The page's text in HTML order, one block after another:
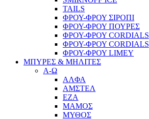
TAILS
ΦΡΟΥ-ΦΡΟΥ ΣΙΡΟΠΙ
ΦΡΟΥ-ΦΡΟΥ ΠΟΥΡΕΣ
ΦΡΟΥ-ΦΡΟΥ CORDIALS
ΦΡΟΥ-ΦΡΟΥ CORDIALS
ΦΡΟΥ-ΦΡΟΥ LIMEY
ΜΠΥΡΕΣ & ΜΗΛΙΤΕΣ
Α-Ω
ΑΛΦΑ
ΑΜΣΤΕΛ
ΕΖΑ
ΜΑΜΟΣ
ΜΥΘΟΣ